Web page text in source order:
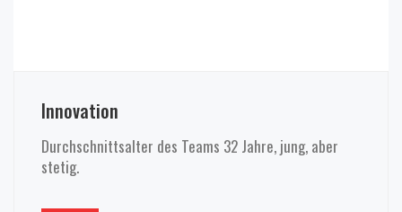
Innovation
Durchschnittsalter des Teams 32 Jahre, jung, aber
stetig.